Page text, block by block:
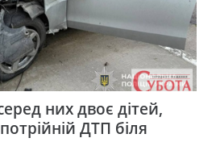
них двоє дітей,
ДТП біля